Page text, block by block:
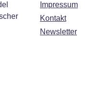
Impressum
Kontakt
Newsletter